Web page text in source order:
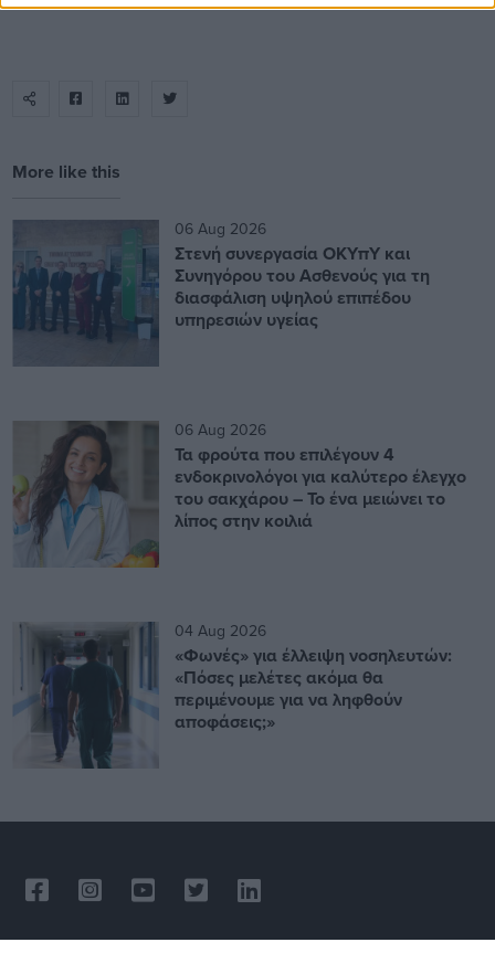
More like this
06 Aug 2026
Στενή συνεργασία ΟΚΥπΥ και
Συνηγόρου του Ασθενούς για τη
διασφάλιση υψηλού επιπέδου
υπηρεσιών υγείας
06 Aug 2026
Τα φρούτα που επιλέγουν 4
ενδοκρινολόγοι για καλύτερο έλεγχο
του σακχάρου – Το ένα μειώνει το
λίπος στην κοιλιά
04 Aug 2026
«Φωνές» για έλλειψη νοσηλευτών:
«Πόσες μελέτες ακόμα θα
περιμένουμε για να ληφθούν
αποφάσεις;»